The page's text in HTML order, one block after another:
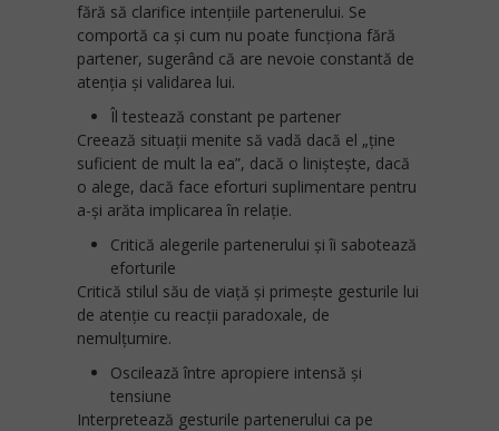
fără să clarifice intențiile partenerului. Se
comportă ca și cum nu poate funcționa fără
partener, sugerând că are nevoie constantă de
atenția și validarea lui.
Îl testează constant pe partener
Creează situații menite să vadă dacă el „ține
suficient de mult la ea”, dacă o liniștește, dacă
o alege, dacă face eforturi suplimentare pentru
a-și arăta implicarea în relație.
Critică alegerile partenerului și îi sabotează
eforturile
Critică stilul său de viață și primește gesturile lui
de atenție cu reacții paradoxale, de
nemulțumire.
Oscilează între apropiere intensă și
tensiune
Interpretează gesturile partenerului ca pe